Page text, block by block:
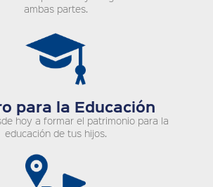
ambas partes.
para la Educación
hoy a formar el patrimonio para la
educación de tus hijos.